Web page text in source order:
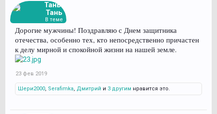
Тань-
Тань
В теме
Дорогие мужчины! Поздравляю с Днем защитника
отечества, особенно тех, кто непосредственно причастен
к делу мирной и спокойной жизни на нашей земле.
23 фев 2019
Шери2000, Serafimka, Дмитрий и 3 другим нравится это.